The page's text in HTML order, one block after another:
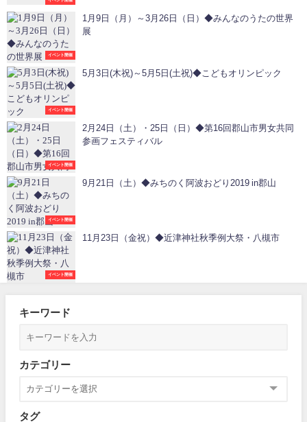
イベント開催
1月9日（月）～3月26日（日）◆みんなのうたの世界
展
イベント開催
5月3日(木祝)～5月5日(土祝)◆こどもオリンピック
イベント開催
2月24日（土）・25日（日）◆第16回郡山市男女共同
参画フェスティバル
イベント開催
9月21日（土）◆みちのく阿波おどり2019 in郡山
イベント開催
11月23日（金祝）◆近津神社秋季例大祭・八槻市
キーワード
カテゴリー
タグ